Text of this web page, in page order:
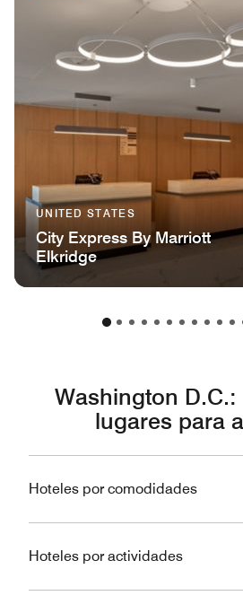
UNITED STATES
City Express By Marriott
Elkridge
Washington
lugares para
Hoteles por comodidades
Hoteles por actividades